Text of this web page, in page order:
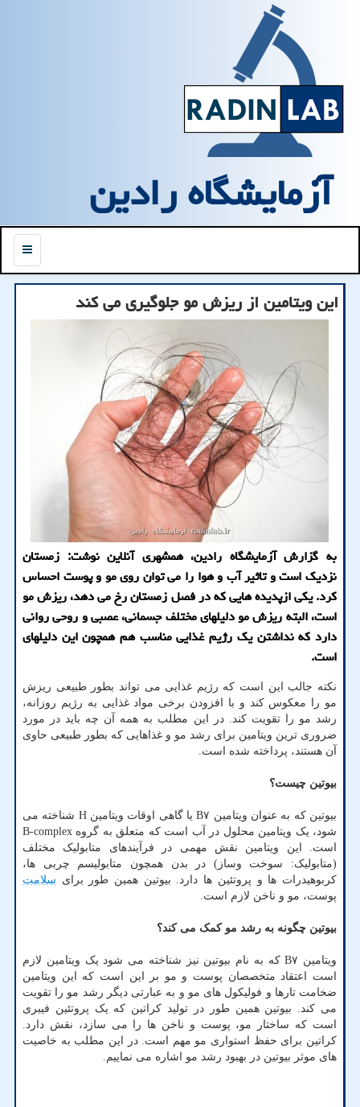
آزمایشگاه رادین
منو
این ویتامین از ریزش مو جلوگیری می کند
به گزارش آزمایشگاه رادین، همشهری آنلاین نوشت: زمستان
نزدیک است و تاثیر آب و هوا را می توان روی مو و پوست احساس
کرد. یکی ازپدیده هایی که در فصل زمستان رخ می دهد، ریزش مو
است، البته ریزش مو دلیلهای مختلف جسمانی، عصبی و روحی روانی
دارد که نداشتن یک رژیم غذایی مناسب هم همچون این دلیلهای
است.
نکته جالب این است که رژیم غذایی می تواند بطور طبیعی ریزش
مو را معکوس کند و با افزودن برخی مواد غذایی به رژیم روزانه،
رشد مو را تقویت کند. در این مطلب به همه آن چه باید در مورد
ضروری ترین ویتامین برای رشد مو و غذاهایی که بطور طبیعی حاوی
آن هستند، پرداخته شده است.
بیوتین چیست؟
بیوتین که به عنوان ویتامین B۷ یا گاهی اوقات ویتامین H شناخته می
شود، یک ویتامین محلول در آب است که متعلق به گروه B-complex
است. این ویتامین نقش مهمی در فرآیندهای متابولیک مختلف
(متابولیک: سوخت وساز) در بدن همچون متابولیسم چربی ها،
کربوهیدرات ها و پروتئین ها دارد. بیوتین همین طور برای سلامت
پوست، مو و ناخن لازم است.
بیوتین چگونه به رشد مو کمک می کند؟
ویتامین B۷ که به نام بیوتین نیز شناخته می شود یک ویتامین لازم
است اعتقاد متخصصان پوست و مو بر این است که این ویتامین
ضخامت تارها و فولیکول های مو و به عبارتی دیگر رشد مو را تقویت
می کند. بیوتین همین طور در تولید کراتین که یک پروتئین فیبری
است که ساختار مو، پوست و ناخن ها را می سازد، نقش دارد.
کراتین برای حفظ استواری مو مهم است. در این مطلب به خاصیت
های موثر بیوتین در بهبود رشد مو اشاره می نماییم.